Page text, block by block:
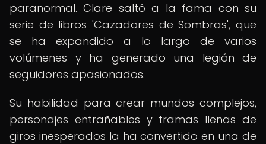
paranormal. Clare saltó a la fama con su
serie de libros 'Cazadores de Sombras', que
se ha expandido a lo largo de varios
volúmenes y ha generado una legión de
seguidores apasionados.
Su habilidad para crear mundos complejos,
personajes entrañables y tramas llenas de
giros inesperados la ha convertido en una de